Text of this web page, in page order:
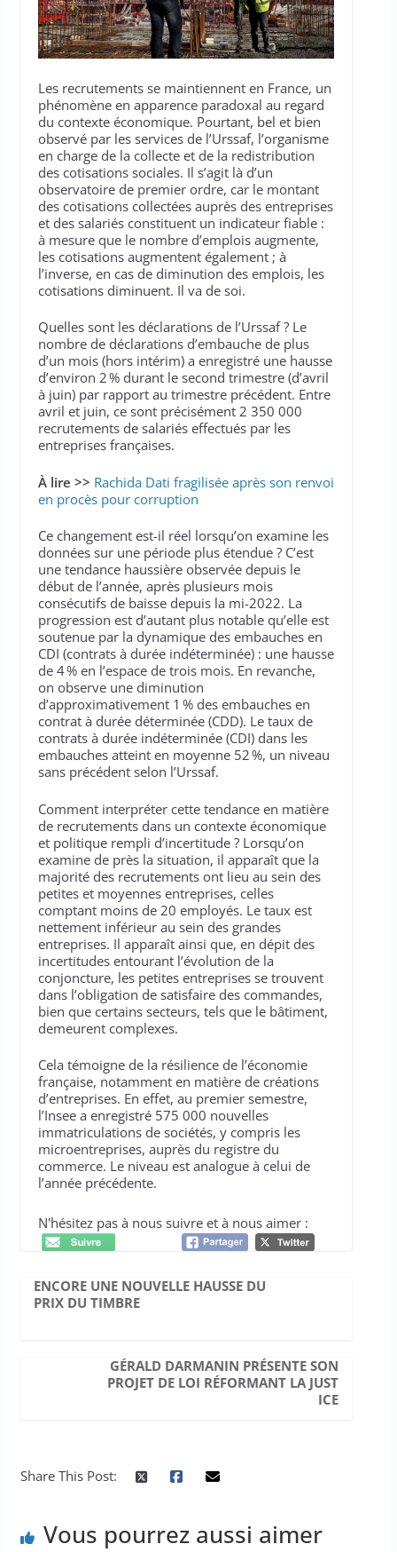
Les recrutements se maintiennent en France, un
phénomène en apparence paradoxal au regard
du contexte économique. Pourtant, bel et bien
observé par les services de l’Urssaf, l’organisme
en charge de la collecte et de la redistribution
des cotisations sociales. Il s’agit là d’un
observatoire de premier ordre, car le montant
des cotisations collectées auprès des entreprises
et des salariés constituent un indicateur fiable :
à mesure que le nombre d’emplois augmente,
les cotisations augmentent également ; à
l’inverse, en cas de diminution des emplois, les
cotisations diminuent. Il va de soi.
Quelles sont les déclarations de l’Urssaf ? Le
nombre de déclarations d’embauche de plus
d’un mois (hors intérim) a enregistré une hausse
d’environ 2 % durant le second trimestre (d’avril
à juin) par rapport au trimestre précédent. Entre
avril et juin, ce sont précisément 2 350 000
recrutements de salariés effectués par les
entreprises françaises.
À lire >> Rachida Dati fragilisée après son renvoi
en procès pour corruption
Ce changement est-il réel lorsqu’on examine les
données sur une période plus étendue ? C’est
une tendance haussière observée depuis le
début de l’année, après plusieurs mois
consécutifs de baisse depuis la mi-2022. La
progression est d’autant plus notable qu’elle est
soutenue par la dynamique des embauches en
CDI (contrats à durée indéterminée) : une hausse
de 4 % en l’espace de trois mois. En revanche,
on observe une diminution
d’approximativement 1 % des embauches en
contrat à durée déterminée (CDD). Le taux de
contrats à durée indéterminée (CDI) dans les
embauches atteint en moyenne 52 %, un niveau
sans précédent selon l’Urssaf.
Comment interpréter cette tendance en matière
de recrutements dans un contexte économique
et politique rempli d’incertitude ? Lorsqu’on
examine de près la situation, il apparaît que la
majorité des recrutements ont lieu au sein des
petites et moyennes entreprises, celles
comptant moins de 20 employés. Le taux est
nettement inférieur au sein des grandes
entreprises. Il apparaît ainsi que, en dépit des
incertitudes entourant l’évolution de la
conjoncture, les petites entreprises se trouvent
dans l’obligation de satisfaire des commandes,
bien que certains secteurs, tels que le bâtiment,
demeurent complexes.
Cela témoigne de la résilience de l’économie
française, notamment en matière de créations
d’entreprises. En effet, au premier semestre,
l’Insee a enregistré 575 000 nouvelles
immatriculations de sociétés, y compris les
microentreprises, auprès du registre du
commerce. Le niveau est analogue à celui de
l’année précédente.
N'hésitez pas à nous suivre et à nous aimer :
ENCORE UNE NOUVELLE HAUSSE DU
PRIX DU TIMBRE
GÉRALD DARMANIN PRÉSENTE SON
PROJET DE LOI RÉFORMANT LA JUST
ICE
Share This Post:
Vous pourrez aussi aimer